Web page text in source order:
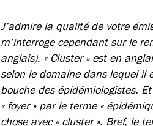
J’admire la qualité de votre
m’interroge cependant sur le
anglais). « Cluster » est en
selon le domaine dans lequel il
bouche des épidémiologistes.
« foyer » par le terme «
chose avec « cluster ». Bref, le